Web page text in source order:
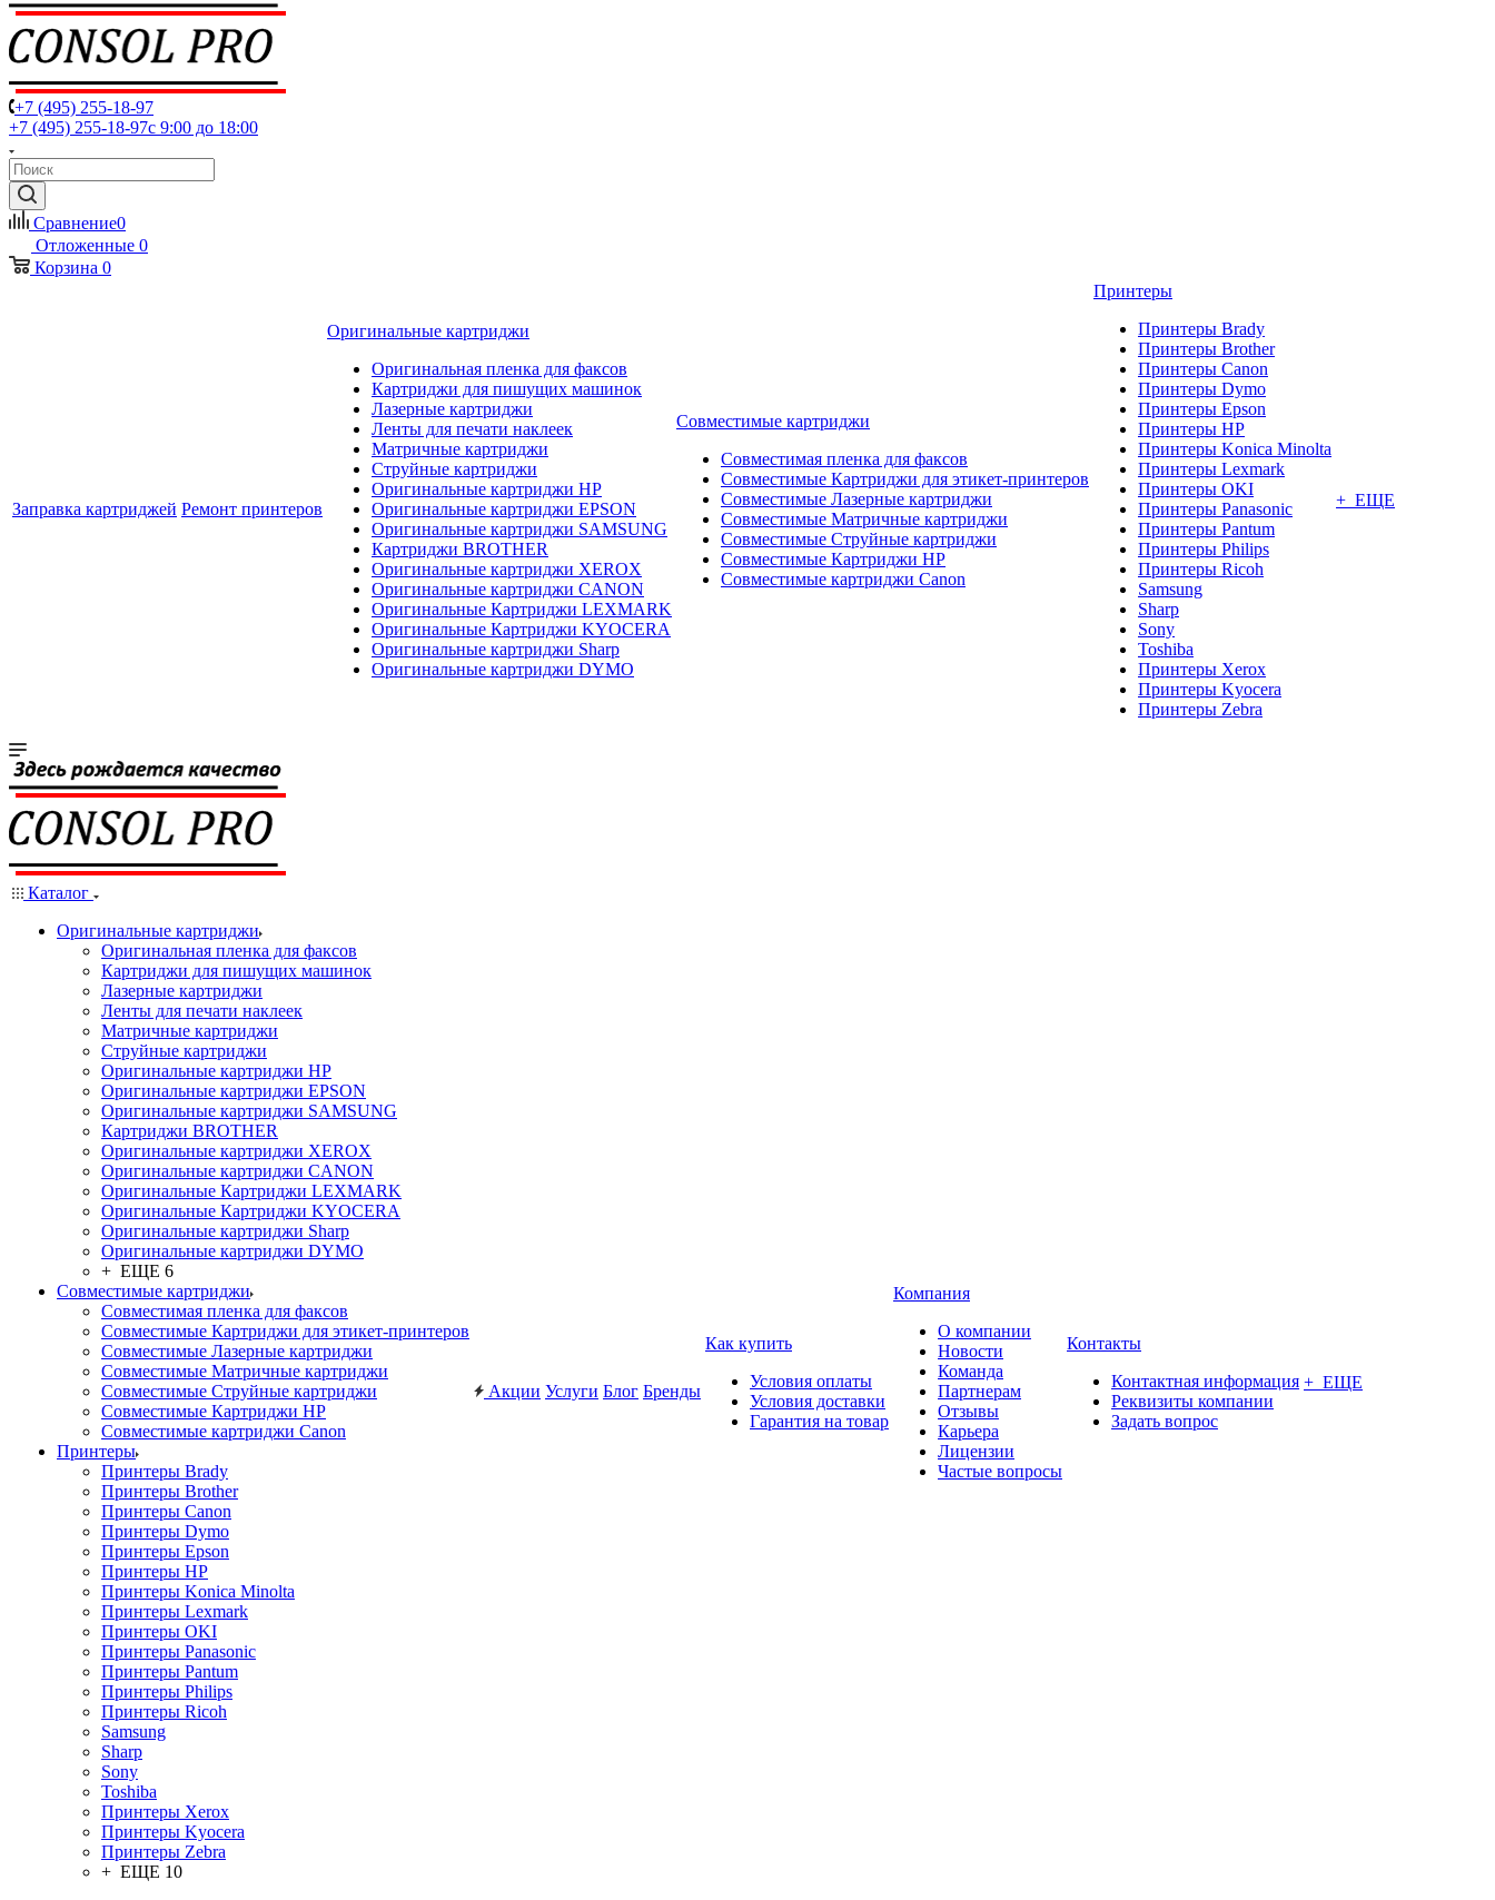
+7 (495) 255-18-97
+7 (495) 255-18-97с 9:00 до 18:00
Сравнение0
Отложенные 0
Корзина 0
Заправка картриджей Ремонт принтеров
Оригинальные картриджи
Оригинальная пленка для факсов
Картриджи для пишущих машинок
Лазерные картриджи
Ленты для печати наклеек
Матричные картриджи
Струйные картриджи
Оригинальные картриджи HP
Оригинальные картриджи EPSON
Оригинальные картриджи SAMSUNG
Картриджи BROTHER
Оригинальные картриджи XEROX
Оригинальные картриджи CANON
Оригинальные Картриджи LEXMARK
Оригинальные Картриджи KYOCERA
Оригинальные картриджи Sharp
Оригинальные картриджи DYMO
Совместимые картриджи
Совместимая пленка для факсов
Совместимые Картриджи для этикет-принтеров
Совместимые Лазерные картриджи
Совместимые Матричные картриджи
Совместимые Струйные картриджи
Совместимые Картриджи HP
Совместимые картриджи Canon
Принтеры
Принтеры Brady
Принтеры Brother
Принтеры Canon
Принтеры Dymo
Принтеры Epson
Принтеры HP
Принтеры Konica Minolta
Принтеры Lexmark
Принтеры OKI
Принтеры Panasonic
Принтеры Pantum
Принтеры Philips
Принтеры Ricoh
Samsung
Sharp
Sony
Toshiba
Принтеры Xerox
Принтеры Kyocera
Принтеры Zebra
+ ЕЩЕ
Каталог
Оригинальные картриджи
Оригинальная пленка для факсов
Картриджи для пишущих машинок
Лазерные картриджи
Ленты для печати наклеек
Матричные картриджи
Струйные картриджи
Оригинальные картриджи HP
Оригинальные картриджи EPSON
Оригинальные картриджи SAMSUNG
Картриджи BROTHER
Оригинальные картриджи XEROX
Оригинальные картриджи CANON
Оригинальные Картриджи LEXMARK
Оригинальные Картриджи KYOCERA
Оригинальные картриджи Sharp
Оригинальные картриджи DYMO
+ ЕЩЕ 6
Совместимые картриджи
Совместимая пленка для факсов
Совместимые Картриджи для этикет-принтеров
Совместимые Лазерные картриджи
Совместимые Матричные картриджи
Совместимые Струйные картриджи
Совместимые Картриджи HP
Совместимые картриджи Canon
Принтеры
Принтеры Brady
Принтеры Brother
Принтеры Canon
Принтеры Dymo
Принтеры Epson
Принтеры HP
Принтеры Konica Minolta
Принтеры Lexmark
Принтеры OKI
Принтеры Panasonic
Принтеры Pantum
Принтеры Philips
Принтеры Ricoh
Samsung
Sharp
Sony
Toshiba
Принтеры Xerox
Принтеры Kyocera
Принтеры Zebra
+ ЕЩЕ 10
Акции Услуги Блог Бренды
Как купить
Условия оплаты
Условия доставки
Гарантия на товар
Компания
О компании
Новости
Команда
Партнерам
Отзывы
Карьера
Лицензии
Частые вопросы
Контакты
Контактная информация
Реквизиты компании
Задать вопрос
+ ЕЩЕ